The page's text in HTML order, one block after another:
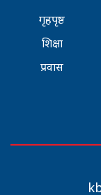
गृहपृष्ठ
शिक्षा
प्रवास